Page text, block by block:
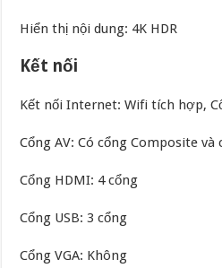
Hiển thị nội dung: 4K HDR
Kết nối
Kết nối Internet: Wifi tích hợp,
Cổng AV: Có cổng Composite
Cổng HDMI: 4 cổng
Cổng USB: 3 cổng
Cổng VGA: Không